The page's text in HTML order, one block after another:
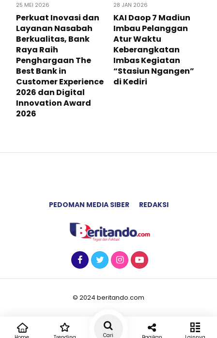
25 MEI 2026
Perkuat Inovasi dan
Layanan Nasabah
Berkualitas, Bank
Raya Raih
Penghargaan The
Best Bank in
Customer Experience
2026 dan Digital
Innovation Award
2026
28 JAN 2026
KAI Daop 7 Madiun
Imbau Pelanggan
Atur Waktu
Keberangkatan
Imbas Kegiatan
“Stasiun Ngangen”
di Kediri
PEDOMAN MEDIA SIBER REDAKSI
© 2024 beritando.com
Cari